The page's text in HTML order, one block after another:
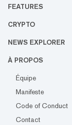
FEATURES
CRYPTO
NEWS EXPLORER
À PROPOS
Équipe
Manifeste
Code of Conduct
Contact